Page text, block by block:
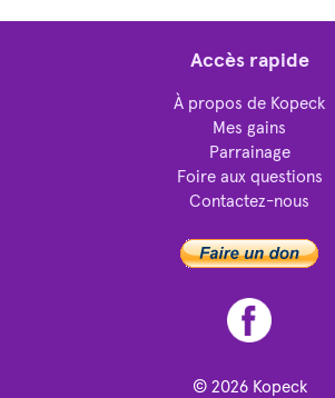
Accès rapide
À propos de Kopeck
Mes gains
Parrainage
Foire aux questions
Contactez-nous
© 2026 Kopeck